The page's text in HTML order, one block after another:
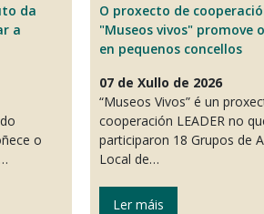
da
a
o
O proxecto de
"Museos vivos" promove
en pequenos concellos
07 de Xullo de 2026
“Museos Vivos” é un
cooperación LEADER no
participaron 18 Grupos de
Local de…
Ler máis